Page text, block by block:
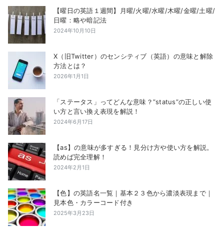
【曜日の英語１週間】月曜/火曜/水曜/木曜/金曜/土曜/
日曜：略や暗記法
2024年10月10日
X（旧Twitter）のセンシティブ（英語）の意味と解除
方法とは？
2026年1月1日
「ステータス」ってどんな意味？”status”の正しい使
い方と言い換え表現を解説！
2024年6月17日
【as】の意味が多すぎる！見分け方や使い方を解説。
読めば完全理解！
2024年2月1日
【色】の英語名一覧｜基本２３色から濃淡表現まで｜
見本色・カラーコード付き
2025年3月23日